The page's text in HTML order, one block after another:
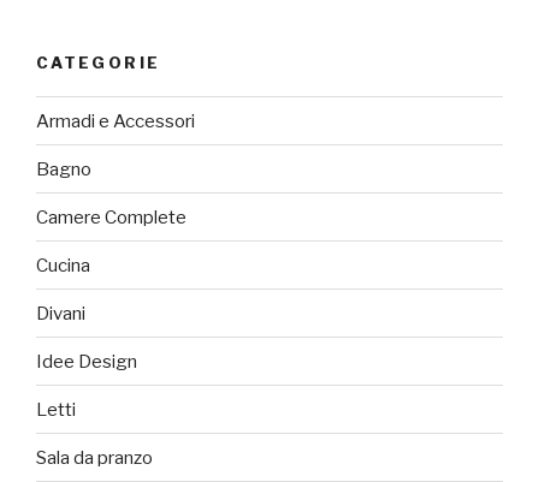
CATEGORIE
Armadi e Accessori
Bagno
Camere Complete
Cucina
Divani
Idee Design
Letti
Sala da pranzo